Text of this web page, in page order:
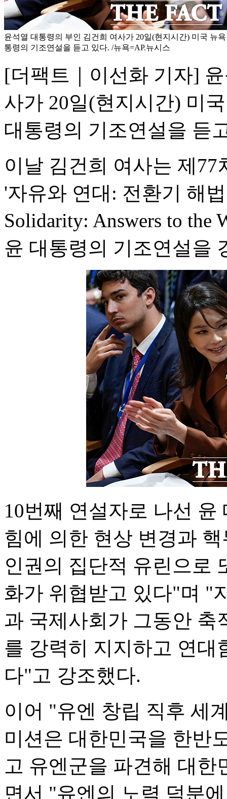
윤석열 대통령의 부인 김건희 여사가 20일(현지시간) 미국 뉴
통령의 기조연설을 듣고 있다. /뉴욕=AP.뉴시스
[더팩트｜이선화 기자]
사가 20일(현지시간) 미
대통령의 기조연설을 듣
이날 김건희 여사는 제
'자유와 연대: 전환기 해
Solidarity: Answers to the
윤 대통령의 기조연설을
10번째 연설자로 나선
힘에 의한 현상 변경과
인권의 집단적 유린으로
화가 위협받고 있다"며 "
과 국제사회가 그동안 축
를 강력히 지지하고 연대
다"고 강조했다.
이어 "유엔 창립 직후 세
미션은 대한민국을 한반
고 유엔군을 파견해 대
면서 "유엔의 노력 덕분